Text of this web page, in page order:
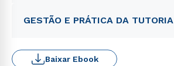
GESTÃO E PRÁTICA DA TUTORIA
Baixar Ebook